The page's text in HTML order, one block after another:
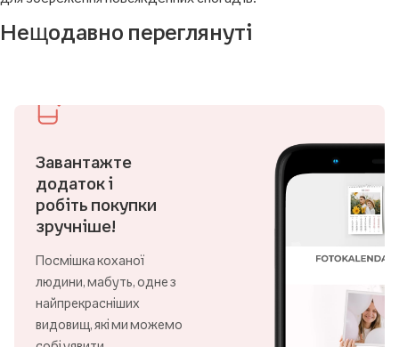
вечори чи дні народження, але він також ідеально підходить
для збереження повсякденних спогадів.
Завантажте
додаток і
робіть покупки
зручніше!
Посмішка коханої
людини, мабуть, одне з